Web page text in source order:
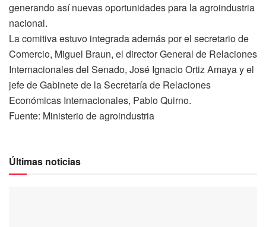
generando así nuevas oportunidades para la agroindustria
nacional.
La comitiva estuvo integrada además por el secretario de
Comercio, Miguel Braun, el director General de Relaciones
Internacionales del Senado, José Ignacio Ortiz Amaya y el
jefe de Gabinete de la Secretaría de Relaciones
Económicas Internacionales, Pablo Quirno.
Fuente: Ministerio de agroindustria
Últimas noticias